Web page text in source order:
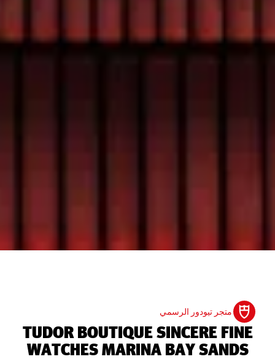
متجر تيودور الرسمي
‭TUDOR BOUTIQUE SINCERE FINE
WATCHES MARINA BAY SANDS‬